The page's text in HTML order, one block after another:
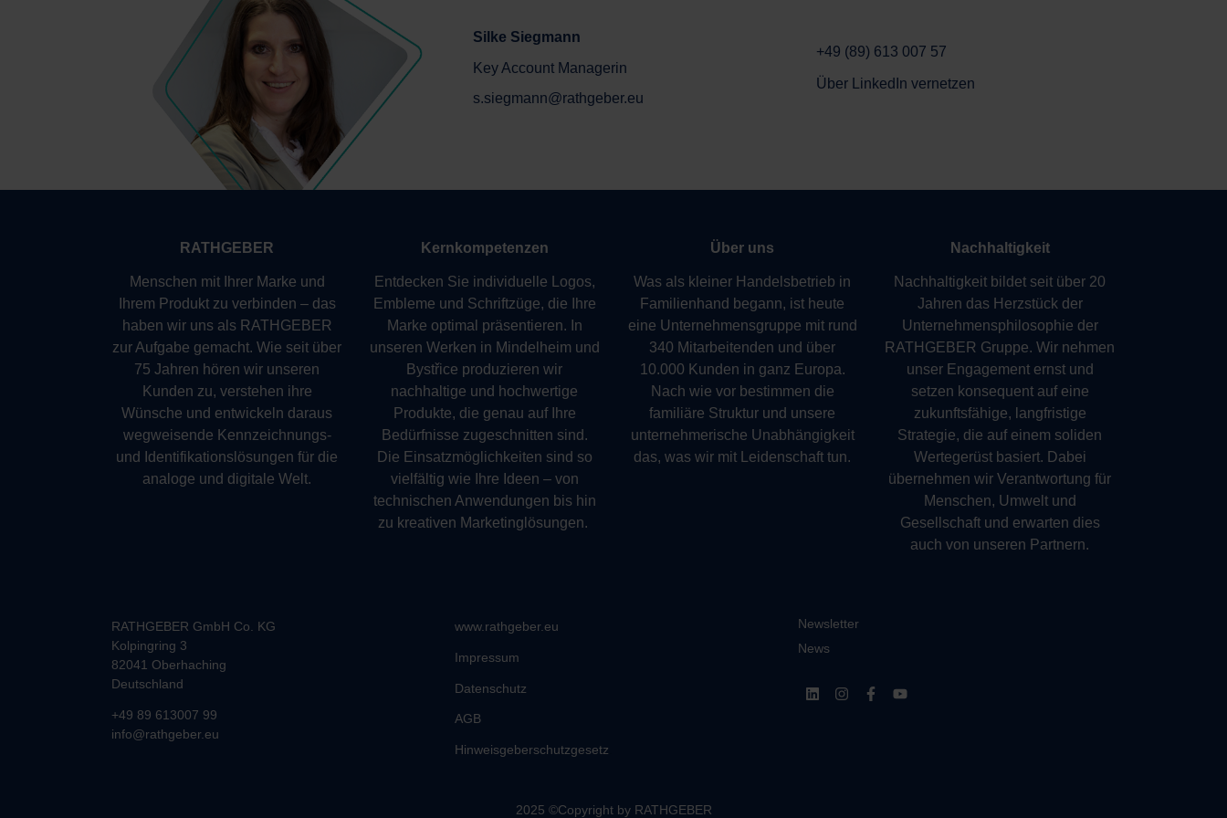
Silke Siegmann
Key Account Managerin
s.siegmann@rathgeber.eu
+49 (89) 613 007 57
Über LinkedIn vernetzen
RATHGEBER
Menschen mit Ihrer Marke und
Ihrem Produkt zu verbinden – das
haben wir uns als RATHGEBER
zur Aufgabe gemacht. Wie seit über
75 Jahren hören wir unseren
Kunden zu, verstehen ihre
Wünsche und entwickeln daraus
wegweisende Kennzeichnungs-
und Identifikationslösungen für die
analoge und digitale Welt.
Kernkompetenzen
Entdecken Sie individuelle Logos,
Embleme und Schriftzüge, die Ihre
Marke optimal präsentieren. In
unseren Werken in Mindelheim und
Bystřice produzieren wir
nachhaltige und hochwertige
Produkte, die genau auf Ihre
Bedürfnisse zugeschnitten sind.
Die Einsatzmöglichkeiten sind so
vielfältig wie Ihre Ideen – von
technischen Anwendungen bis hin
zu kreativen Marketinglösungen.
Über uns
Was als kleiner Handelsbetrieb in
Familienhand begann, ist heute
eine Unternehmensgruppe mit rund
340 Mitarbeitenden und über
10.000 Kunden in ganz Europa.
Nach wie vor bestimmen die
familiäre Struktur und unsere
unternehmerische Unabhängigkeit
das, was wir mit Leidenschaft tun.
Nachhaltigkeit
Nachhaltigkeit bildet seit über 20
Jahren das Herzstück der
Unternehmensphilosophie der
RATHGEBER Gruppe. Wir nehmen
unser Engagement ernst und
setzen konsequent auf eine
zukunftsfähige, langfristige
Strategie, die auf einem soliden
Wertegerüst basiert. ​ Dabei
übernehmen wir Verantwortung für
Menschen, Umwelt und
Gesellschaft und erwarten dies
auch von unseren Partnern.
RATHGEBER GmbH Co. KG
Kolpingring 3
82041 Oberhaching
Deutschland
+49 89 613007 99
info@rathgeber.eu
www.rathgeber.eu
Impressum
Datenschutz
AGB
Hinweisgeberschutzgesetz
Newsletter
News
2025 ©Copyright by RATHGEBER